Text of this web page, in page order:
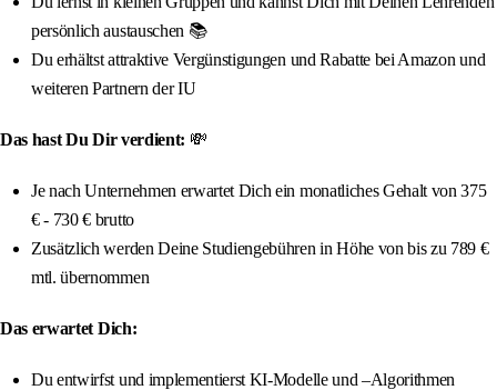
persönlich austauschen 📚
Du erhältst attraktive Vergünstigungen und Rabatte bei Amazon und
weiteren Partnern der IU
Das hast Du Dir verdient: 💸
Je nach Unternehmen erwartet Dich ein monatliches Gehalt von 375
€ - 730 € brutto
Zusätzlich werden Deine Studiengebühren in Höhe von bis zu 789 €
mtl. übernommen
Das erwartet Dich:
Du entwirfst und implementierst KI-Modelle und –Algorithmen